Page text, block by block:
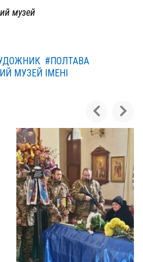
музей
#ПОЛТАВА
МУЗЕЙ ІМЕНІ